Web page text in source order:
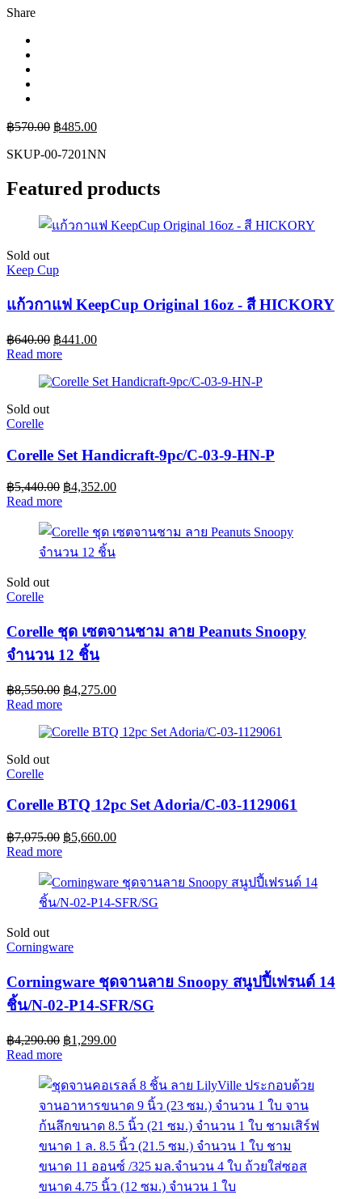
Share
฿570.00 ฿485.00
SKUP-00-7201NN
Featured products
Sold out
Keep Cup
แก้วกาแฟ KeepCup Original 16oz - สี HICKORY
฿640.00 ฿441.00
Read more
Sold out
Corelle
Corelle Set Handicraft-9pc/C-03-9-HN-P
฿5,440.00 ฿4,352.00
Read more
Sold out
Corelle
Corelle ชุด เซตจานชาม ลาย Peanuts Snoopy
จำนวน 12 ชิ้น
฿8,550.00 ฿4,275.00
Read more
Sold out
Corelle
Corelle BTQ 12pc Set Adoria/C-03-1129061
฿7,075.00 ฿5,660.00
Read more
Sold out
Corningware
Corningware ชุดจานลาย Snoopy สนูปปี้เฟรนด์ 14
ชิ้น/N-02-P14-SFR/SG
฿4,290.00 ฿1,299.00
Read more